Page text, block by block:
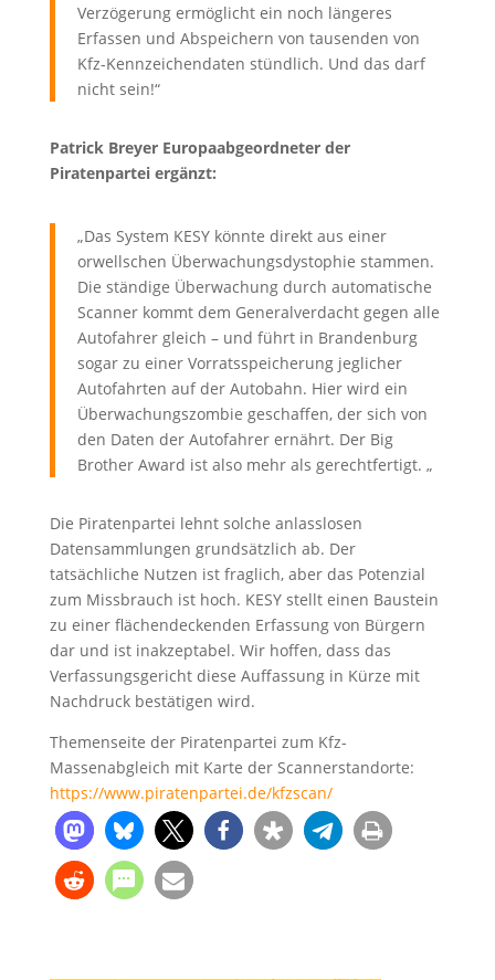
Verzögerung ermöglicht ein noch längeres
Erfassen und Abspeichern von tausenden von
Kfz-Kennzeichendaten stündlich. Und das darf
nicht sein!“
Patrick Breyer Europaabgeordneter der
Piratenpartei ergänzt:
„Das System KESY könnte direkt aus einer
orwellschen Überwachungsdystophie stammen.
Die ständige Überwachung durch automatische
Scanner kommt dem Generalverdacht gegen alle
Autofahrer gleich – und führt in Brandenburg
sogar zu einer Vorratsspeicherung jeglicher
Autofahrten auf der Autobahn. Hier wird ein
Überwachungszombie geschaffen, der sich von
den Daten der Autofahrer ernährt. Der Big
Brother Award ist also mehr als gerechtfertigt. „
Die Piratenpartei lehnt solche anlasslosen
Datensammlungen grundsätzlich ab. Der
tatsächliche Nutzen ist fraglich, aber das Potenzial
zum Missbrauch ist hoch. KESY stellt einen Baustein
zu einer flächendeckenden Erfassung von Bürgern
dar und ist inakzeptabel. Wir hoffen, dass das
Verfassungsgericht diese Auffassung in Kürze mit
Nachdruck bestätigen wird.
Themenseite der Piratenpartei zum Kfz-
Massenabgleich mit Karte der Scannerstandorte:
https://www.piratenpartei.de/kfzscan/